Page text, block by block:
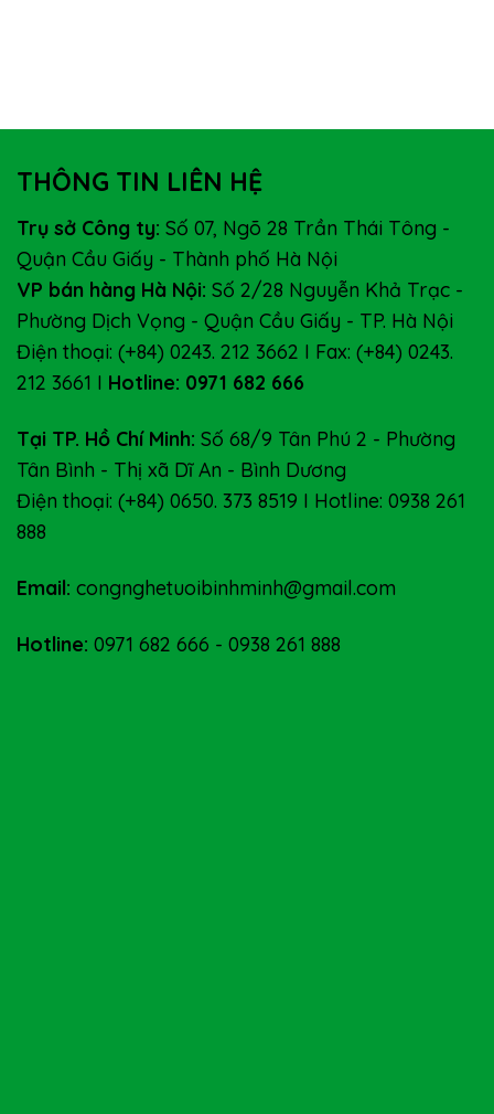
THÔNG TIN LIÊN HỆ
Trụ sở Công ty: Số 07, Ngõ 28 Trần Thái Tông -
Quận Cầu Giấy - Thành phố Hà Nội
VP bán hàng Hà Nội: Số 2/28 Nguyễn Khả Trạc -
Phường Dịch Vọng - Quận Cầu Giấy - TP. Hà Nội
Điện thoại: (+84) 0243. 212 3662 I Fax: (+84) 0243.
212 3661 I Hotline: 0971 682 666
Tại TP. Hồ Chí Minh: Số 68/9 Tân Phú 2 - Phường
Tân Bình - Thị xã Dĩ An - Bình Dương
Điện thoại: (+84) 0650. 373 8519 I Hotline: 0938 261
888
Email: congnghetuoibinhminh@gmail.com
Hotline: 0971 682 666 - 0938 261 888